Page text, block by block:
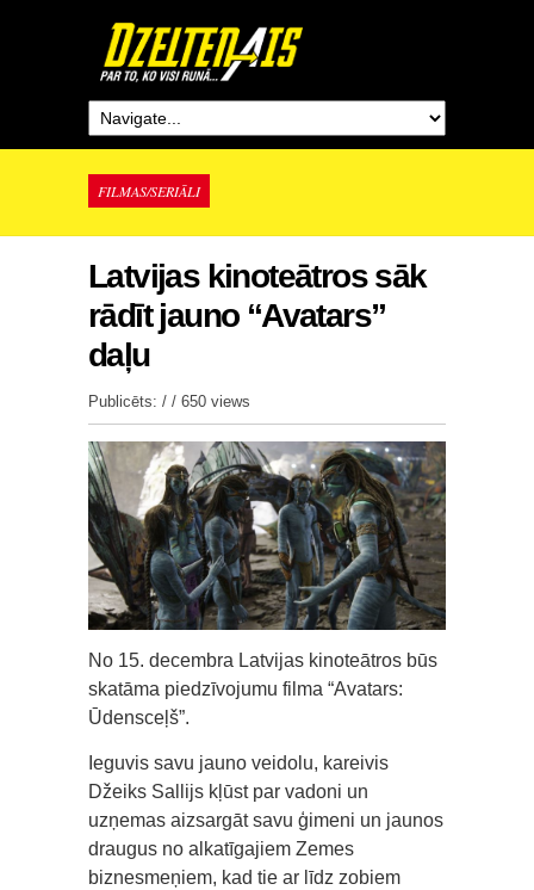
FILMAS/SERIĀLI
Latvijas kinoteātros sāk
rādīt jauno “Avatars”
daļu
Publicēts: / / 650 views
No 15. decembra Latvijas kinoteātros būs
skatāma piedzīvojumu filma “Avatars:
Ūdensceļš”.
Ieguvis savu jauno veidolu, kareivis
Džeiks Sallijs kļūst par vadoni un
uzņemas aizsargāt savu ģimeni un jaunos
draugus no alkatīgajiem Zemes
biznesmeņiem, kad tie ar līdz zobiem